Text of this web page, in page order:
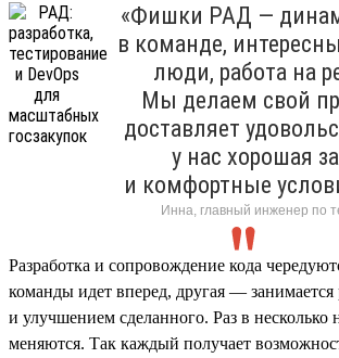
«Фишки РАД —
в команде,
люди, работа на
Мы делаем свой
доставляет
у нас хорошая
и комфортные
Инна, главный инженер по
Разработка и сопровождение кода
команды идет вперед, другая — занимается
и улучшением сделанного. Раз в несколько
меняются. Так каждый получает